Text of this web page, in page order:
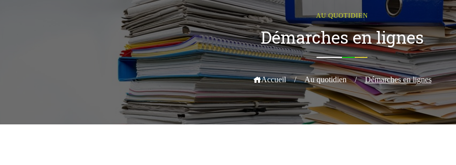
AU QUOTIDIEN
Démarches en lignes
Accueil / Au quotidien / Démarches en lignes